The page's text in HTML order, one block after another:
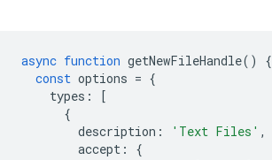
async function getNewFileHandle()
{
const options = {
types :
[
{
description : 'Text Files' ,
accept :
{